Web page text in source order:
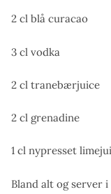
2 cl blå curacao
3 cl vodka
2 cl tranebærjuice
2 cl grenadine
1 cl nypresset
Bland alt og server